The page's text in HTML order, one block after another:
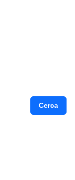
Cerca